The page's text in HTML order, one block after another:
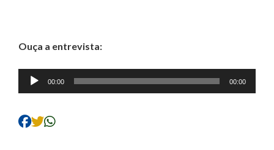
Ouça a entrevista:
Tocador
de
00:00 00:00